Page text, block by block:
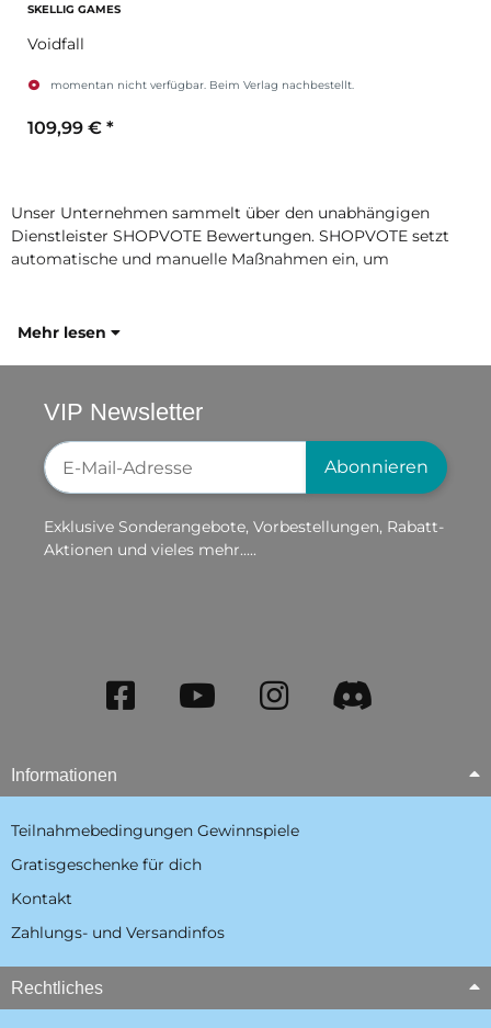
SKELLIG GAMES
Voidfall
momentan nicht verfügbar. Beim Verlag nachbestellt.
109,99 € *
Unser Unternehmen sammelt über den unabhängigen
Dienstleister SHOPVOTE Bewertungen. SHOPVOTE setzt
automatische und manuelle Maßnahmen ein, um
Mehr lesen
VIP Newsletter
Newsletter-Registrierung
Abonnieren
Exklusive Sonderangebote, Vorbestellungen, Rabatt-
Aktionen und vieles mehr.....
Informationen
Teilnahmebedingungen Gewinnspiele
Gratisgeschenke für dich
Kontakt
Zahlungs- und Versandinfos
Rechtliches